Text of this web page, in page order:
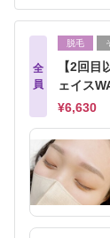
全
員
脱毛
【2回
ェイス
¥6,630